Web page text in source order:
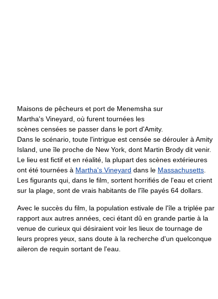
Maisons de pêcheurs et port de Menemsha sur
Martha's Vineyard, où furent tournées les
scènes censées se passer dans le port d'Amity.
Dans le scénario, toute l'intrigue est censée se dérouler à Amity
Island, une île proche de New York, dont Martin Brody dit venir.
Le lieu est fictif et en réalité, la plupart des scènes extérieures
ont été tournées à Martha's Vineyard dans le Massachusetts
Les figurants qui, dans le film, sortent horrifiés de l'eau et crient
sur la plage, sont de vrais habitants de l'île payés 64 dollars.
Avec le succès du film, la population estivale de l'île a triplée par
rapport aux autres années, ceci étant dû en grande partie à la
venue de curieux qui désiraient voir les lieux de tournage de
leurs propres yeux, sans doute à la recherche d'un quelconque
aileron de requin sortant de l'eau.